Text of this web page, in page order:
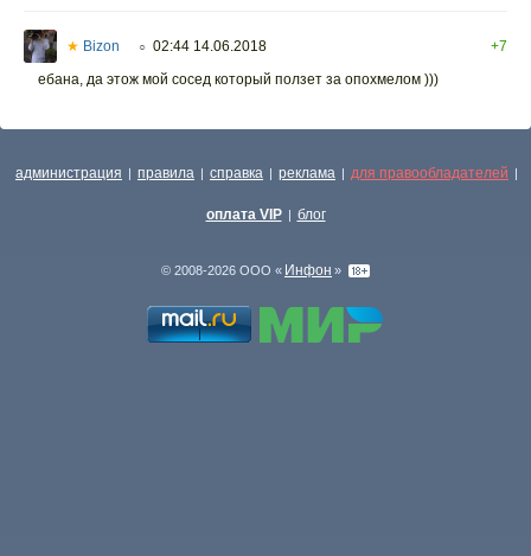
★ Bizon ○ 02:44 14.06.2018
+7
ебана, да этож мой сосед который ползет за опохмелом )))
администрация | правила | справка | реклама | для правообладателей |
оплата VIP | блог
© 2008-2026 ООО « Инфон »